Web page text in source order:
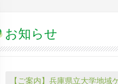
お知らせ
【ご案内】兵庫県立大学地